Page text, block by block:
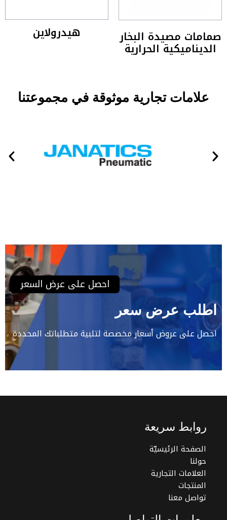
صمامات مصيدة البخار
الديناميكية الحرارية
هيدرولاين
علامات تجارية موثوقة في مجموعتنا
احصل على عرض السعر
اطلب عرض سعر
احصل على عروض أسعار مخصصة لتلبية متطلباتك المحددة
روابط سريعة
الصفحة الرئيسيّة
حولنا
العلامات التجارية
المنتجات
تواصل معنا